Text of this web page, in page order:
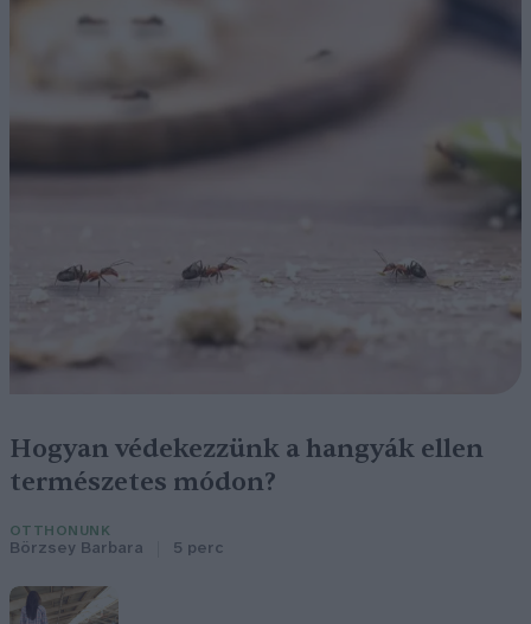
Hogyan védekezzünk a hangyák ellen
természetes módon?
OTTHONUNK
Börzsey Barbara 5 perc